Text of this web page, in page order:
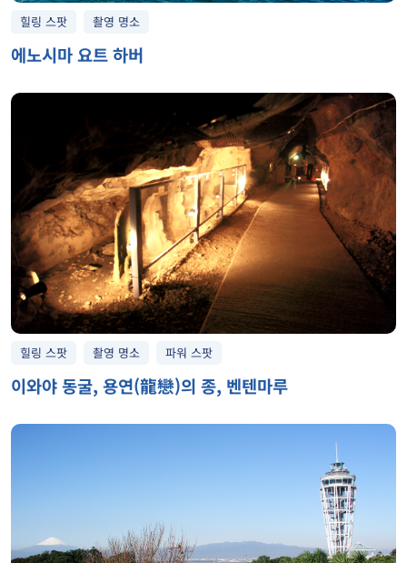
힐링 스팟 촬영 명소
에노시마 요트 하버
힐링 스팟 촬영 명소 파워 스팟
이와야 동굴, 용연(龍戀)의 종, 벤텐마루